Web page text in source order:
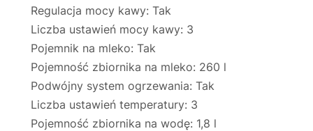
Regulacja mocy kawy: Tak
Liczba ustawień mocy kawy: 3
Pojemnik na mleko: Tak
Pojemność zbiornika na mleko: 260 l
Podwójny system ogrzewania: Tak
Liczba ustawień temperatury: 3
Pojemność zbiornika na wodę: 1,8 l